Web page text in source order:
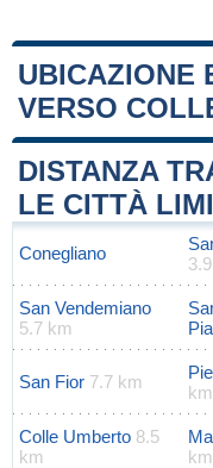
UBICAZIONE
VERSO
+
−
DISTANZA
LE CITTÀ
Conegliano
San Vendemiano
5.7 km
San Fior 7.7 km
km
Colle Umberto 8.5
km
km